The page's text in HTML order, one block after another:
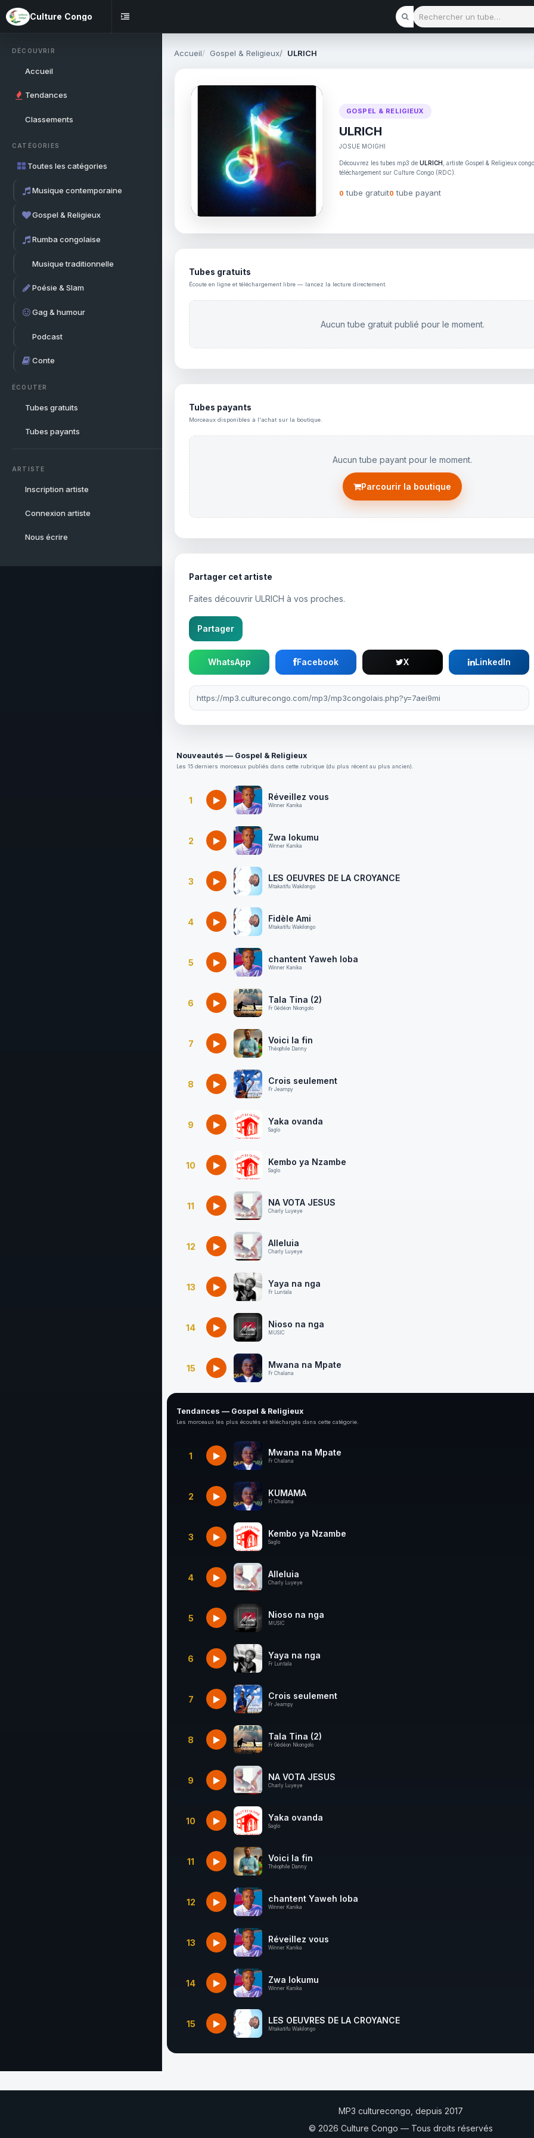
Culture Congo
Rechercher un tube
DÉCOUVRIR
Accueil
Tendances
Classements
CATÉGORIES
Toutes les catégories
Musique contemporaine
Gospel & Religieux
Rumba congolaise
Musique traditionnelle
Poésie & Slam
Gag & humour
Podcast
Conte
ÉCOUTER
Tubes gratuits
Tubes payants
ARTISTE
Inscription artiste
Connexion artiste
Nous écrire
Accueil Gospel & Religieux ULRICH
GOSPEL & RELIGIEUX
ULRICH
JOSUE MOIGHI
Découvrez les tubes mp3 de ULRICH
, artiste Gospel & Religieux
téléchargement sur Culture Congo (RDC).
0 tube gratuit0 tube payant
Tubes gratuits
Écoute en ligne et téléchargement libre — lancez la lecture directement.
Aucun tube gratuit publié pour le moment.
Tubes payants
Morceaux disponibles à l'achat sur la boutique.
Aucun tube payant pour le moment.
Parcourir la boutique
Partager cet artiste
Faites découvrir ULRICH à vos proches.
Partager
WhatsApp Facebook X LinkedIn
Lien à partager
Nouveautés — Gospel & Religieux
Les 15 derniers morceaux publiés dans cette rubrique (du plus récent au plus ancien).
1 Réveillez vous
Winner Kanika
2 Zwa lokumu
Winner Kanika
3 LES OEUVRES DE LA CROYANCE
Mtakatifu Wakilongo
4 Fidèle Ami
Mtakatifu Wakilongo
5 chantent Yaweh loba
Winner Kanika
6 Tala Tina (2)
Fr Gédéon Nkongolo
7 Voici la fin
Théophile Danny
8 Crois seulement
Fr Jeampy
9 Yaka ovanda
Saglo
10 Kembo ya Nzambe
Saglo
11 NA VOTA JESUS
Charly Luyeye
12 Alleluia
Charly Luyeye
13 Yaya na nga
Fr Luntala
14 Nioso na nga
MUSIC
15 Mwana na Mpate
Fr Chalana
Tendances — Gospel & Religieux
Les morceaux les plus écoutés et téléchargés dans cette catégorie.
1 Mwana na Mpate
Fr Chalana
2 KUMAMA
Fr Chalana
3 Kembo ya Nzambe
Saglo
4 Alleluia
Charly Luyeye
5 Nioso na nga
MUSIC
6 Yaya na nga
Fr Luntala
7 Crois seulement
Fr Jeampy
8 Tala Tina (2)
Fr Gédéon Nkongolo
9 NA VOTA JESUS
Charly Luyeye
10 Yaka ovanda
Saglo
11 Voici la fin
Théophile Danny
12 chantent Yaweh loba
Winner Kanika
13 Réveillez vous
Winner Kanika
14 Zwa lokumu
Winner Kanika
15 LES OEUVRES DE LA CROYANCE
Mtakatifu Wakilongo
MP3 culturecongo, depuis 2017
© 2026 Culture Congo — Tous droits réservés